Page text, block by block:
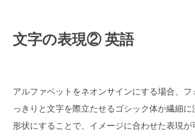
文字の表現② 英語
アルファベットをネオンサインにする場合、
っきりと文字を際立たせるゴシック体か繊細
形状にすることで、イメージに合わせた表現が